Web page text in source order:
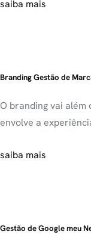
saiba mais
Branding Gestão de
O branding vai além
envolve a
saiba mais
Gestão de Google meu